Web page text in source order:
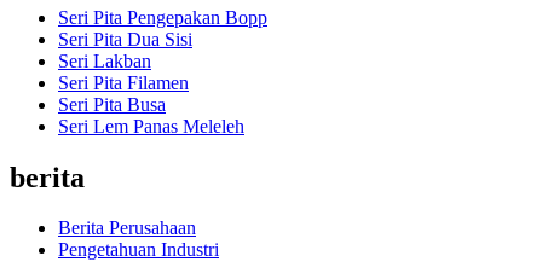
Seri Pita Pengepakan Bopp
Seri Pita Dua Sisi
Seri Lakban
Seri Pita Filamen
Seri Pita Busa
Seri Lem Panas Meleleh
berita
Berita Perusahaan
Pengetahuan Industri